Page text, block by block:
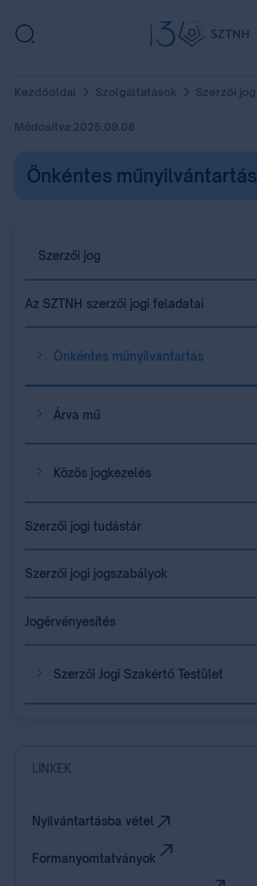
Kezdőoldal Szolgáltatások Szerzői jog
Módosítva:2025.09.08.
Önkéntes műnyilvántartás
Szerzői jog
Az SZTNH szerzői jogi feladatai
Önkéntes műnyilvántartás
Árva mű
Közös jogkezelés
Szerzői jogi tudástár
Szerzői jogi jogszabályok
Jogérvényesítés
Szerzői Jogi Szakértő Testület
LINKEK
Nyilvántartásba vétel
Formanyomtatványok